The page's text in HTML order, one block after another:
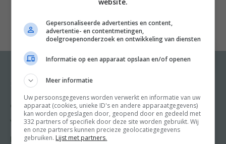
geldt dat natuurlijk voor alle recepten in dit boek. Zo
kun je élke dag een heerlijk baksel op tafel te zetten,
voor welke gelegenheid dan ook. ‘Elke dag Bakdag’ is
daarom perfect voor iedereen die een excuus zoekt om
te bakken.
Recepten
Gangen
Voorgerecht
Hoofdgerecht
Shop
Food & Travel
Gepersonaliseerde advertenties en content,
advertentie- en contentmetingen,
doelgroepenonderzoek en ontwikkeling van diensten
Informatie op een apparaat opslaan en/of openen
Meer informatie
Uw persoonsgegevens worden verwerkt en informatie van uw
apparaat (cookies, unieke ID's en andere apparaatgegevens)
kan worden opgeslagen door, geopend door en gedeeld met
332 partners of specifiek door deze site worden gebruikt. Wij
en onze partners kunnen precieze geolocatiegegevens
gebruiken. Lijst met partners.